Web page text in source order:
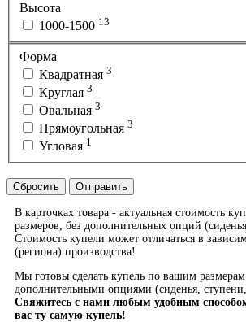
Высота
1000-1500 13
Форма
Квадратная 3
Круглая 3
Овальная 3
Прямоугольная 3
Угловая 1
Сбросить Отправить
В карточках товара - актуальная стоимость
размеров, без дополнительных опций
Стоимость купели может отличаться в
(региона) производства!
Мы готовы сделать купель по вашим
дополнительными опциями (сиденья,
Свяжитесь с нами любым удобным
вас ту самую купель!